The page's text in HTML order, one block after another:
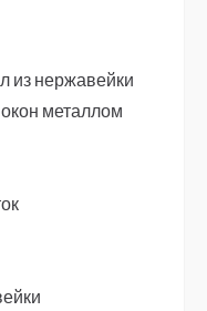
из нержавейки
металлом